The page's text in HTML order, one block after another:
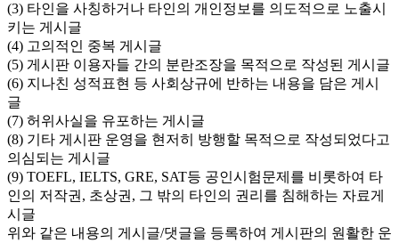
(3) 타인을 사칭하거나 타인의 개인정보를 의도적으로 노출시
키는 게시글
(4) 고의적인 중복 게시글
(5) 게시판 이용자들 간의 분란조장을 목적으로 작성된 게시글
(6) 지나친 성적표현 등 사회상규에 반하는 내용을 담은 게시
글
(7) 허위사실을 유포하는 게시글
(8) 기타 게시판 운영을 현저히 방행할 목적으로 작성되었다고
의심되는 게시글
(9) TOEFL, IELTS, GRE, SAT등 공인시험문제를 비롯하여 타
인의 저작권, 초상권, 그 밖의 타인의 권리를 침해하는 자료게
시글
위와 같은 내용의 게시글/댓글을 등록하여 게시판의 원활한 운